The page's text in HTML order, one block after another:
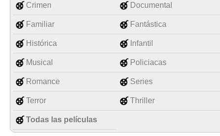
Crimen Documental
Familiar Fantástica
Histórica Infantil
Musical Policiacas
Romance Series
Terror Thriller
Todas las películas